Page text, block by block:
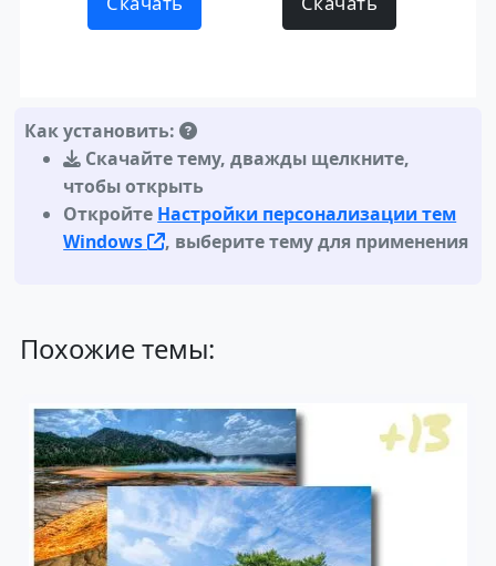
Как установить:
Скачайте тему,дважды щелкните,
чтобы открыть
Откройте Настройки персонализации тем
Windows
, выберите тему для применения
Похожие темы: